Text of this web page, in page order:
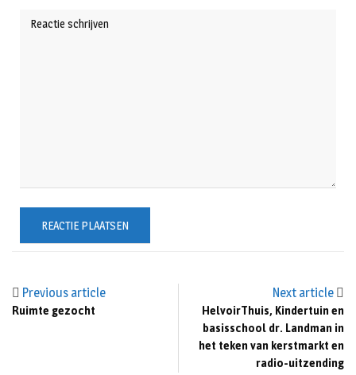
Previous article
Ruimte gezocht
Next article
HelvoirThuis, Kindertuin en
basisschool dr. Landman in
het teken van kerstmarkt en
radio-uitzending